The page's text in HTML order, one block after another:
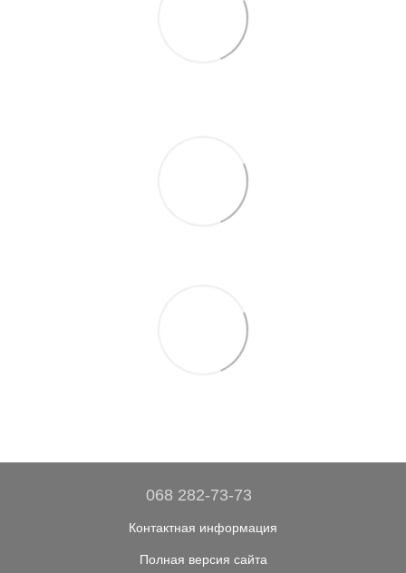
068 282-73-73
Контактная информация
Полная версия сайта